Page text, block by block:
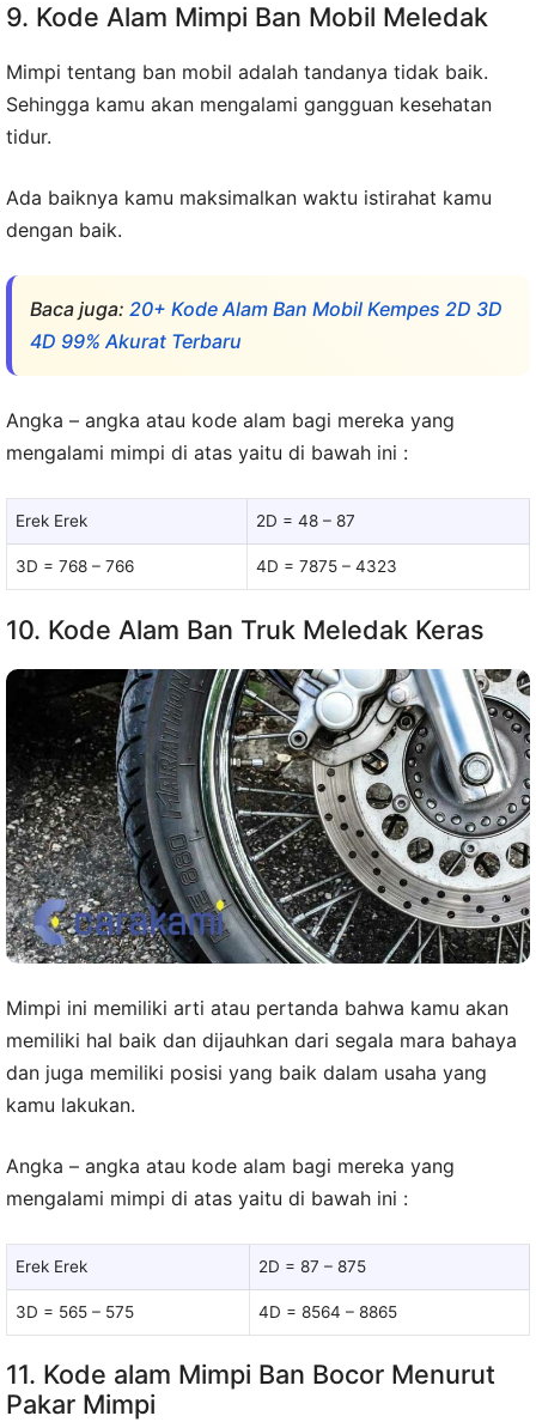
9. Kode Alam Mimpi Ban Mobil Meledak
Mimpi tentang ban mobil adalah tandanya tidak baik.
Sehingga kamu akan mengalami gangguan kesehatan
tidur.
Ada baiknya kamu maksimalkan waktu istirahat kamu
dengan baik.
Baca juga: 20+ Kode Alam Ban Mobil Kempes 2D 3D
4D 99% Akurat Terbaru
Angka – angka atau kode alam bagi mereka yang
mengalami mimpi di atas yaitu di bawah ini :
Erek Erek 2D = 48 – 87
3D = 768 – 766 4D = 7875 – 4323
10. Kode Alam Ban Truk Meledak Keras
Mimpi ini memiliki arti atau pertanda bahwa kamu akan
memiliki hal baik dan dijauhkan dari segala mara bahaya
dan juga memiliki posisi yang baik dalam usaha yang
kamu lakukan.
Angka – angka atau kode alam bagi mereka yang
mengalami mimpi di atas yaitu di bawah ini :
Erek Erek 2D = 87 – 875
3D = 565 – 575 4D = 8564 – 8865
11. Kode alam Mimpi Ban Bocor Menurut
Pakar Mimpi